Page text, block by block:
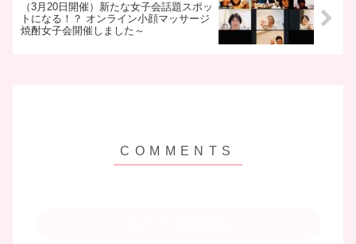
（3月20日開催）新たな女子会話題スポッ
トになる！？ オンライン小顔マッサージ
焼酎女子会開催しました～